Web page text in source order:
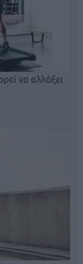
να αλλάξει